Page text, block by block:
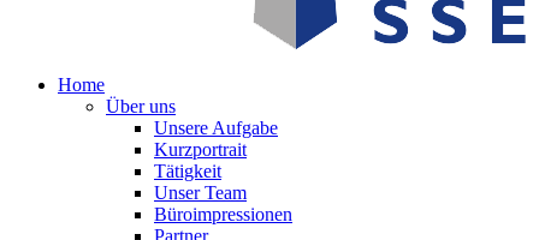
Home
Über uns
Unsere Aufgabe
Kurzportrait
Tätigkeit
Unser Team
Büroimpressionen
Partner